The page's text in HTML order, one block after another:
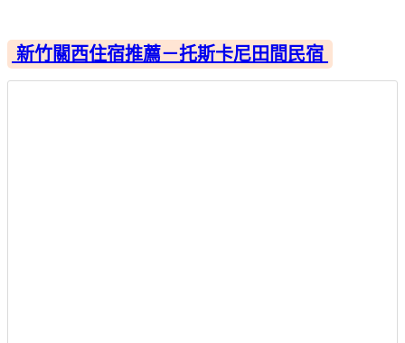
新竹關西住宿推薦－托斯卡尼田間民宿